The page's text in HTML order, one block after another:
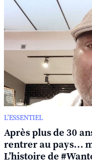
L’ESSENTIEL
Après plus de 30
rentrer au pays…
L’histoire de